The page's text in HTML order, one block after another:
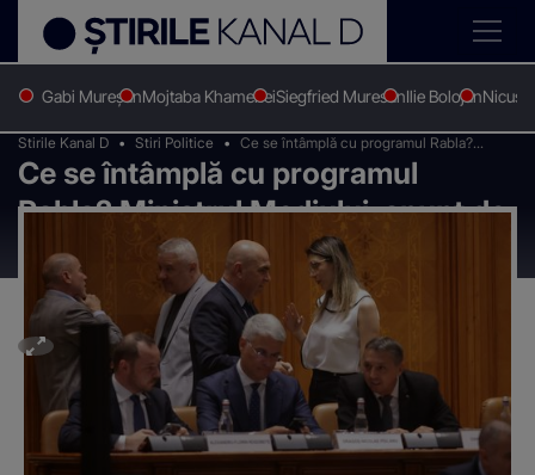
Gabi MureșanMojtaba KhameneiSiegfried MuresanIlie Bolojan
Stirile Kanal D Stiri Politice
Ce se întâmplă cu programul Rabla?
Ministrul Mediului, anunț de ultim moment
Ce se întâmplă cu programul
Rabla? Ministrul Mediului, anunț de
ultim moment